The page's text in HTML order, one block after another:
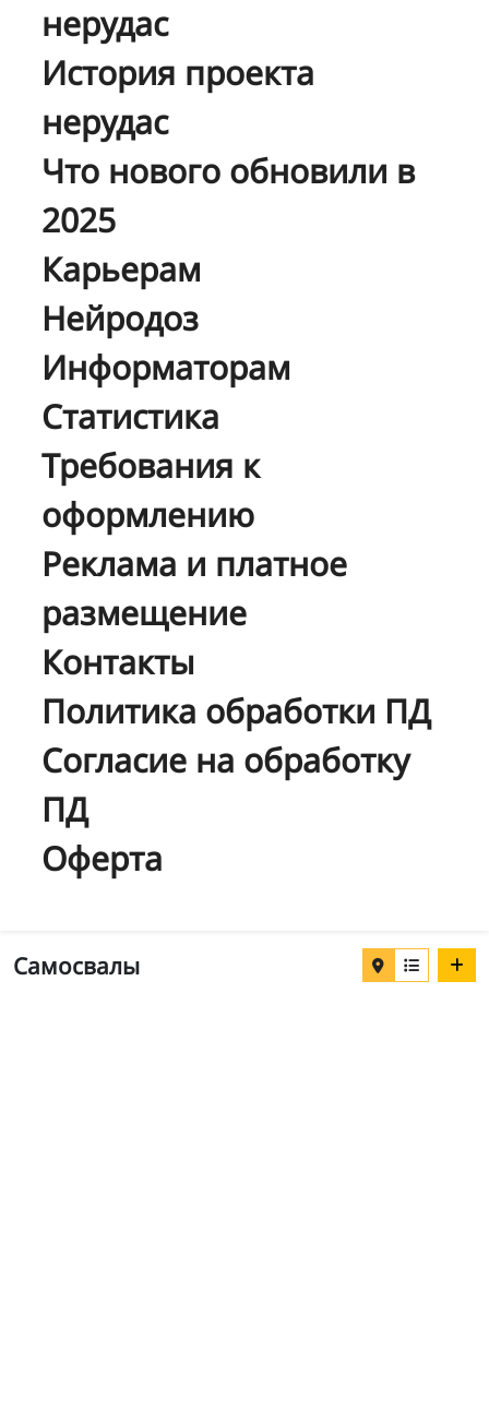
нерудас
История проекта
нерудас
Что нового обновили в
2025
Карьерам
Нейродоз
Информаторам
Статистика
Требования к
оформлению
Реклама и платное
размещение
Контакты
Политика обработки ПД
Согласие на обработку
ПД
Оферта
Самосвалы